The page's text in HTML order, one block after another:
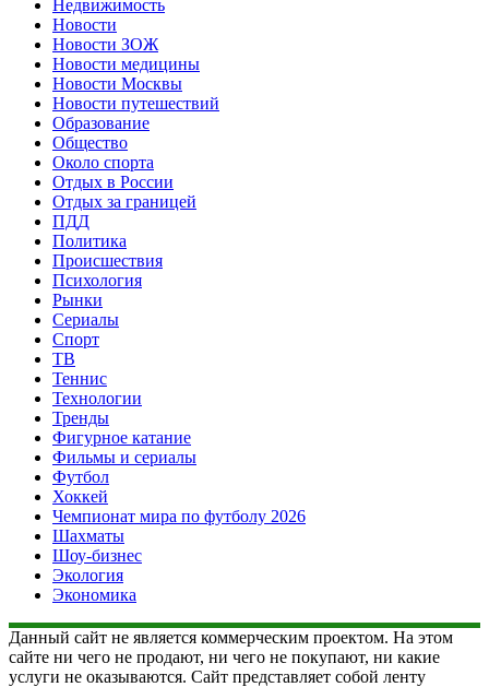
Недвижимость
Новости
Новости ЗОЖ
Новости медицины
Новости Москвы
Новости путешествий
Образование
Общество
Около спорта
Отдых в России
Отдых за границей
ПДД
Политика
Происшествия
Психология
Рынки
Сериалы
Спорт
ТВ
Теннис
Технологии
Тренды
Фигурное катание
Фильмы и сериалы
Футбол
Хоккей
Чемпионат мира по футболу 2026
Шахматы
Шоу-бизнес
Экология
Экономика
Данный сайт не является коммерческим проектом. На этом
сайте ни чего не продают, ни чего не покупают, ни какие
услуги не оказываются. Сайт представляет собой ленту